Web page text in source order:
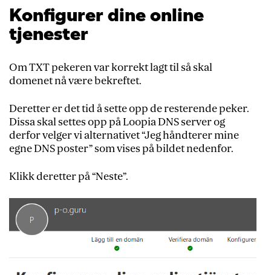
Konfigurer dine online
tjenester
Om TXT pekeren var korrekt lagt til så skal
domenet nå være bekreftet.
Deretter er det tid å sette opp de resterende peker.
Dissa skal settes opp på Loopia DNS server og
derfor velger vi alternativet “Jeg håndterer mine
egne DNS poster” som vises på bildet nedenfor.
Klikk deretter på “Neste”.